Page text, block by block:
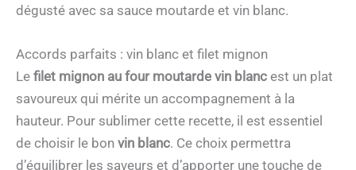
dégusté avec sa sauce moutarde et vin blanc.
Accords parfaits : vin blanc et filet mignon
Le filet mignon au four moutarde vin blanc est un plat
savoureux qui mérite un accompagnement à la
hauteur. Pour sublimer cette recette, il est essentiel
de choisir le bon vin blanc. Ce choix permettra
d’équilibrer les saveurs et d’apporter une touche de